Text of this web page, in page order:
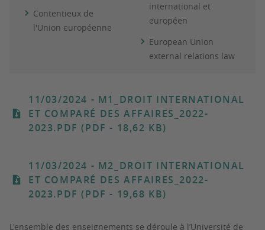
Contentieux de
l'Union européenne
international et
européen
European Union
external relations law
11/03/2024 - M1_DROIT INTERNATIONAL
ET COMPARÉ DES AFFAIRES_2022-
2023.PDF (PDF - 18,62 KB)
11/03/2024 - M2_DROIT INTERNATIONAL
ET COMPARÉ DES AFFAIRES_2022-
2023.PDF (PDF - 19,68 KB)
L'ensemble des enseignements se déroule à l’Université de